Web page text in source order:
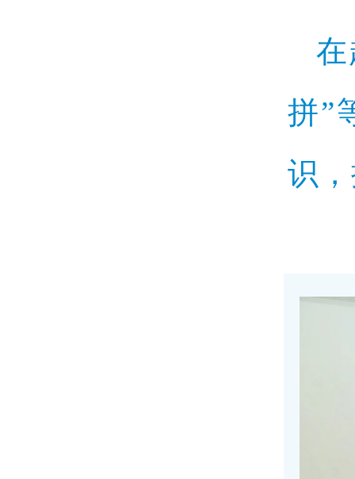
在
拼”
识